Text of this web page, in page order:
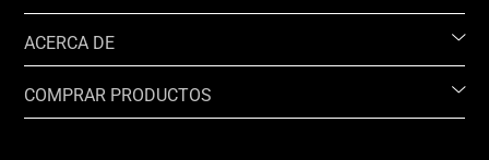
ACERCA DE
COMPRAR PRODUCTOS